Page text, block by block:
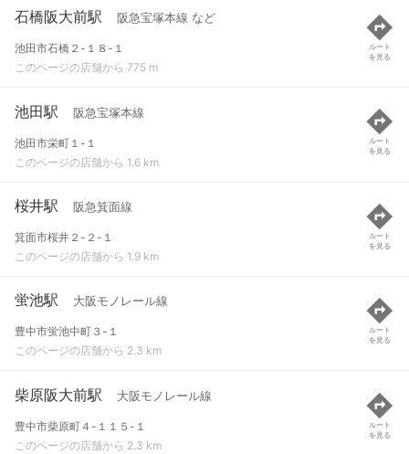
石橋阪大前駅 阪急宝塚本線 など
池田市石橋２-１８-１
このページの店舗から 775 m
ルート
を見る
池田駅 阪急宝塚本線
池田市栄町１-１
このページの店舗から 1.6 km
ルート
を見る
桜井駅 阪急箕面線
箕面市桜井２-２-１
このページの店舗から 1.9 km
ルート
を見る
蛍池駅 大阪モノレール線
豊中市蛍池中町３-１
このページの店舗から 2.3 km
ルート
を見る
柴原阪大前駅 大阪モノレール線
豊中市柴原町４-１１５-１
このページの店舗から 2.3 km
ルート
を見る